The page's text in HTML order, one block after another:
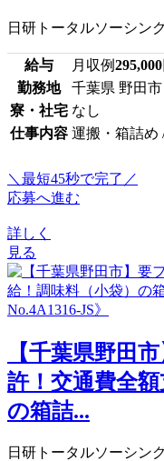
日研トータルソーシン
給与 月収例295,000
勤務地
千葉県 野田市
寮・社宅 なし
仕事内容 運搬・箱詰め
＼最短45秒で完了／
応募へ進む
詳しく
見る
【千葉県野田
許！交通費全額
の箱詰...
日研トータルソーシン